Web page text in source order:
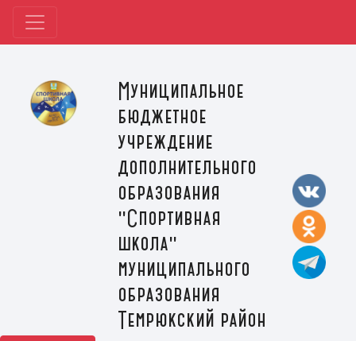
Муниципальное
бюджетное
учреждение
дополнительного
образования
"Спортивная
школа"
муниципального
образования
Темрюкский район